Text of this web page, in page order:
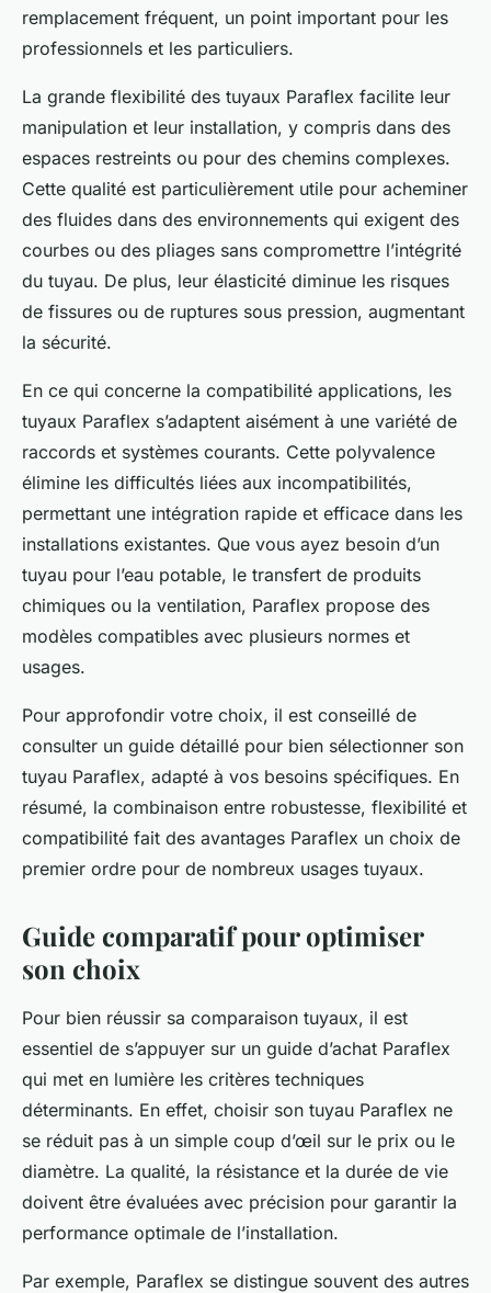
remplacement fréquent, un point important pour les
professionnels et les particuliers.
La grande flexibilité des tuyaux Paraflex facilite leur
manipulation et leur installation, y compris dans des
espaces restreints ou pour des chemins complexes.
Cette qualité est particulièrement utile pour acheminer
des fluides dans des environnements qui exigent des
courbes ou des pliages sans compromettre l’intégrité
du tuyau. De plus, leur élasticité diminue les risques
de fissures ou de ruptures sous pression, augmentant
la sécurité.
En ce qui concerne la compatibilité applications, les
tuyaux Paraflex s’adaptent aisément à une variété de
raccords et systèmes courants. Cette polyvalence
élimine les difficultés liées aux incompatibilités,
permettant une intégration rapide et efficace dans les
installations existantes. Que vous ayez besoin d’un
tuyau pour l’eau potable, le transfert de produits
chimiques ou la ventilation, Paraflex propose des
modèles compatibles avec plusieurs normes et
usages.
Pour approfondir votre choix, il est conseillé de
consulter un guide détaillé pour bien sélectionner son
tuyau Paraflex, adapté à vos besoins spécifiques. En
résumé, la combinaison entre robustesse, flexibilité et
compatibilité fait des avantages Paraflex un choix de
premier ordre pour de nombreux usages tuyaux.
Guide comparatif pour optimiser
son choix
Pour bien réussir sa comparaison tuyaux, il est
essentiel de s’appuyer sur un guide d’achat Paraflex
qui met en lumière les critères techniques
déterminants. En effet, choisir son tuyau Paraflex ne
se réduit pas à un simple coup d’œil sur le prix ou le
diamètre. La qualité, la résistance et la durée de vie
doivent être évaluées avec précision pour garantir la
performance optimale de l’installation.
Par exemple, Paraflex se distingue souvent des autres